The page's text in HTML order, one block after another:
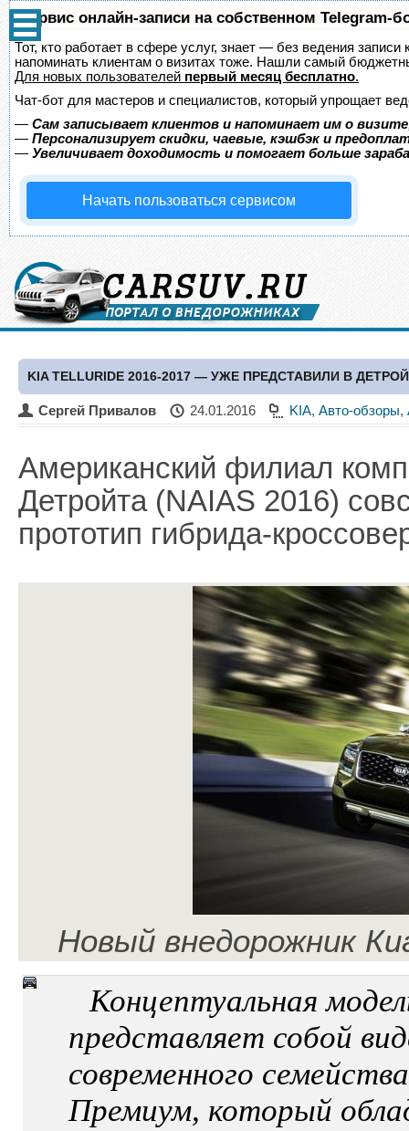
Сервис онлайн-записи на собственном Telegram-
Тот, кто работает в сфере услуг, знает — без ведения
напоминать клиентам о визитах тоже. Нашли самый
Для новых пользователей первый месяц бесплатно.
Чат-бот для мастеров и специалистов, который упрощает
— Сам записывает клиентов и напоминает им о
— Персонализирует скидки, чаевые, кэшбэк и
— Увеличивает доходимость и помогает больше
Начать пользоваться сервисом
KIA TELLURIDE 2016-2017 — УЖЕ ПРЕДСТАВИЛИ В
Сергей Привалов 24.01.2016 KIA, Авто-обзоры,
Американский филиал
Детройта (NAIAS 2016)
прототип гибрида-
Новый внедорожник
Концептуальная
представляет собой
современного
Премиум, который